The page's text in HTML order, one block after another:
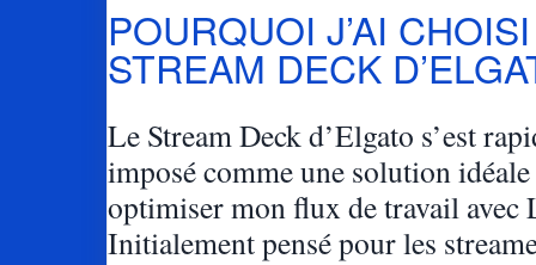
POURQUOI J’AI
STREAM DECK
Le Stream Deck d’Elgato s’est
imposé comme une solution
optimiser mon flux de travail
Initialement pensé pour les